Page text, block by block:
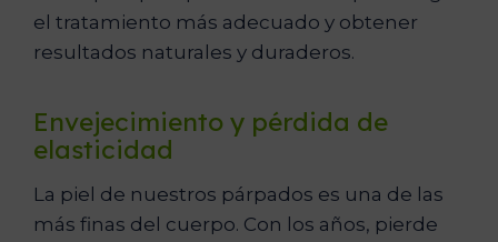
el tratamiento más adecuado y obtener
resultados naturales y duraderos.
Envejecimiento y pérdida de
elasticidad
La piel de nuestros párpados es una de las
más finas del cuerpo. Con los años, pierde